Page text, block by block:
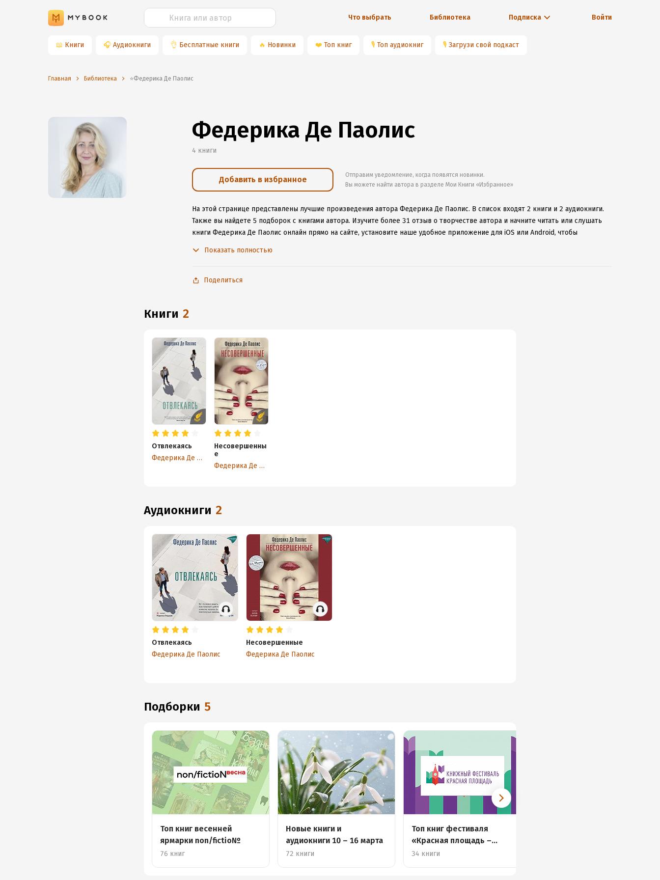
Что выбрать Библиотека Подписка Войти
📖 Книги 🎧 Аудиокниги 👌 Бесплатные книги 🔥 Новинки ❤️ Топ книг 🎙 Топ аудиокниг 🎙 Загрузи свой подкаст
Главная Библиотека ⭐️Федерика Де Паолис
Федерика Де Паолис
4 книги
Добавить в избранное
Отправим уведомление, когда появятся новинки.
Вы можете найти автора в разделе Мои Книги «Избранное»
На этой странице представлены лучшие произведения автора Федерика Де Паолис. В список входят 2 книги и 2 аудиокниги.
Также вы найдете 5 подборок с книгами автора. Изучите более 31 отзыв о творчестве автора и начните читать или слушать
книги Федерика Де Паолис онлайн прямо на сайте, установите наше удобное приложение для iOS или Android, чтобы
Показать полностью
Поделиться
книги 2
Отвлекаясь
Федерика Де Паолис
Несовершенны
е
Федерика Де Паолис
аудиокниги 2
Отвлекаясь
Федерика Де Паолис
Несовершенные
Федерика Де Паолис
Подборки 5
Топ книг весенней
ярмарки non/fictio№
76 книг
Новые книги и
аудиокниги 10 – 16 марта
72 книги
Топ книг фестиваля
«Красная площадь –
2023»
34 книги